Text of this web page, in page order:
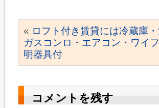
« ロフト付き賃貸には冷蔵庫・
ガスコンロ・エアコン・ワイ
明器具付
コメントを残す